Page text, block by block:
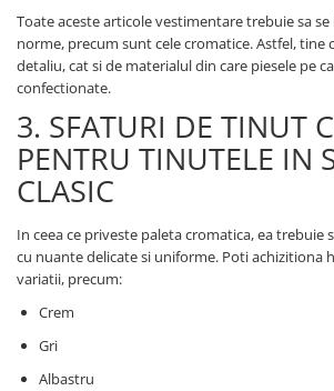
Toate aceste articole vestimentare trebuie sa
norme, precum sunt cele cromatice. Astfel, tine
detaliu, cat si de materialul din care piesele pe
confectionate.
3. SFATURI DE TINUT
PENTRU TINUTELE IN
CLASIC
In ceea ce priveste paleta cromatica, ea trebuie
cu nuante delicate si uniforme. Poti achizitiona
variatii, precum:
Crem
Gri
Albastru